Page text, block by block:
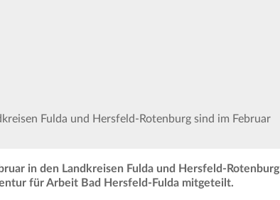
Fulda und Hersfeld-Rotenburg sind im Februar
in den Landkreisen Fulda und Hersfeld-Rotenburg
für Arbeit Bad Hersfeld-Fulda mitgeteilt.